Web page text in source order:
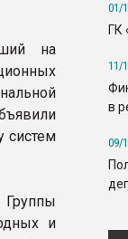
на
систем
и
01/
ГК
11/
в
09/